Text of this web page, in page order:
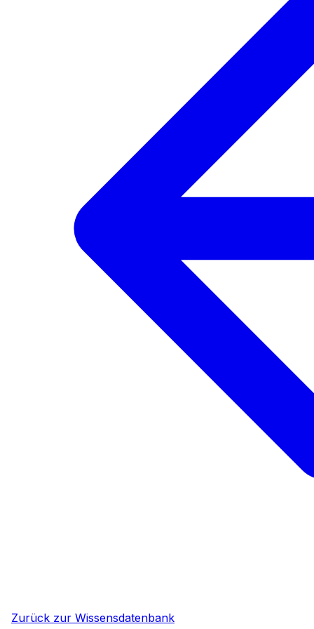
Zurück zur Wissensdatenbank